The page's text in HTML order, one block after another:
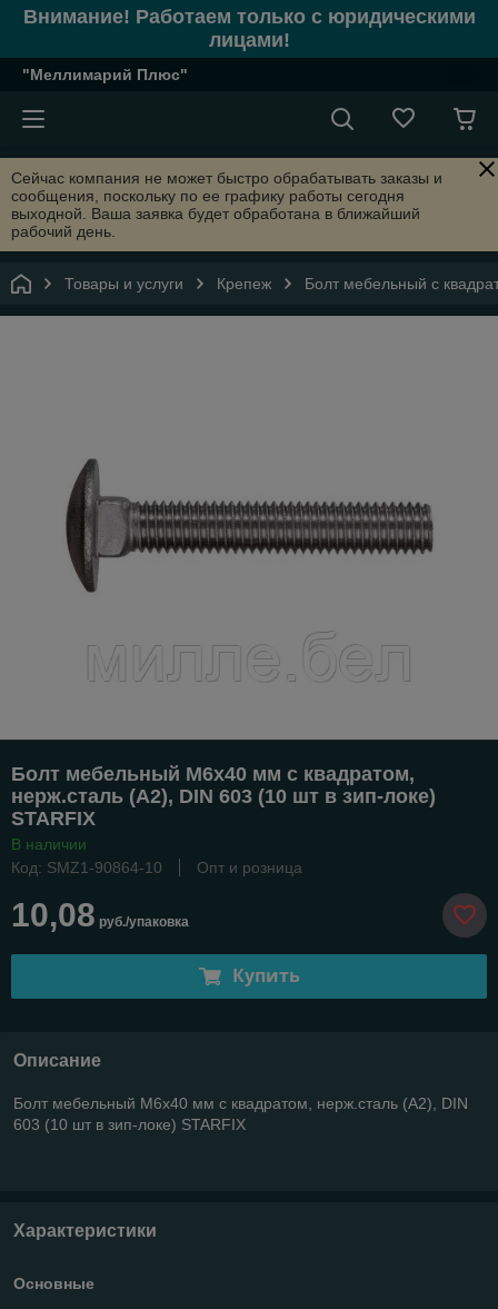
Внимание! Работаем только с юридическими
лицами!
"Меллимарий Плюс"
Сейчас компания не может быстро обрабатывать заказы и
сообщения, поскольку по ее графику работы сегодня
выходной. Ваша заявка будет обработана в ближайший
рабочий день.
Товары и услуги Крепеж Болт мебельный с
Болт мебельный М6х40 мм с квадратом,
нерж.сталь (А2), DIN 603 (10 шт в зип-локе)
STARFIX
В наличии
Код: SMZ1-90864-10
Опт и розница
10,08 руб./упаковка
Купить
Описание
Болт мебельный М6х40 мм с квадратом, нерж.сталь (А2), DIN
603 (10 шт в зип-локе) STARFIX
Характеристики
Основные